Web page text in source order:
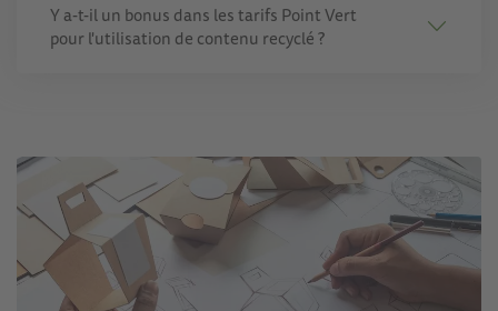
Y a-t-il un bonus dans les tarifs Point Vert
pour l'utilisation de contenu recyclé ?